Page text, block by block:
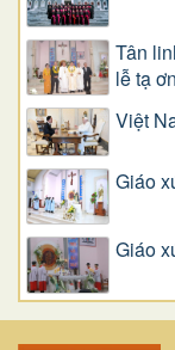
Tân
lễ tạ ơn
Việt
Giáo
Giáo